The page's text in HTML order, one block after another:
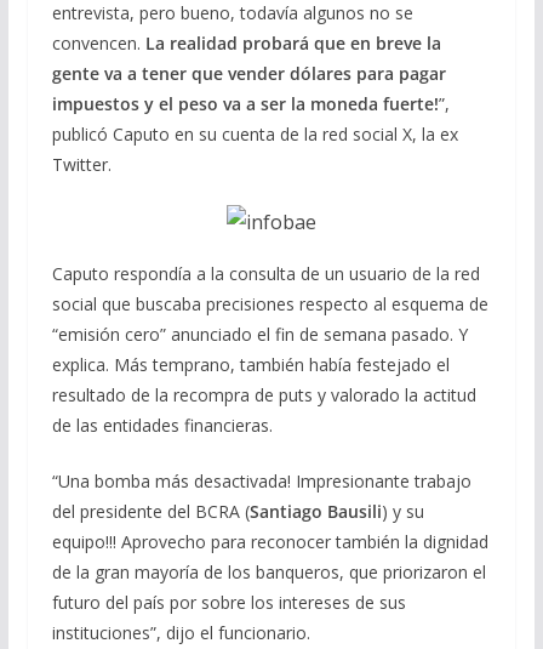
entrevista, pero bueno, todavía algunos no se
convencen. La realidad probará que en breve la
gente va a tener que vender dólares para pagar
impuestos y el peso va a ser la moneda fuerte!”,
publicó Caputo en su cuenta de la red social X, la ex
Twitter.
Caputo respondía a la consulta de un usuario de la red
social que buscaba precisiones respecto al esquema de
“emisión cero” anunciado el fin de semana pasado. Y
explica. Más temprano, también había festejado el
resultado de la recompra de puts y valorado la actitud
de las entidades financieras.
“Una bomba más desactivada! Impresionante trabajo
del presidente del BCRA (Santiago Bausili) y su
equipo!!! Aprovecho para reconocer también la dignidad
de la gran mayoría de los banqueros, que priorizaron el
futuro del país por sobre los intereses de sus
instituciones”, dijo el funcionario.